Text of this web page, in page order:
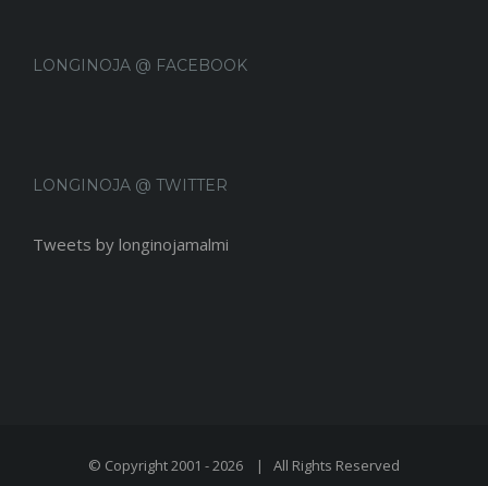
LONGINOJA @ FACEBOOK
LONGINOJA @ TWITTER
Tweets by longinojamalmi
© Copyright 2001 -2026 | All Rights Reserved